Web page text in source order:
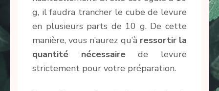
g, il faudra trancher le cube de levure
en plusieurs parts de 10 g. De cette
manière, vous n’aurez qu’à ressortir la
quantité nécessairede levure
strictement pour votre préparation.